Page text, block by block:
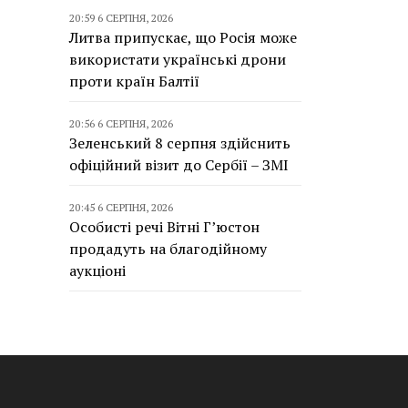
20:59 6 СЕРПНЯ, 2026
Литва припускає, що Росія може
використати українські дрони
проти країн Балтії
20:56 6 СЕРПНЯ, 2026
Зеленський 8 серпня здійснить
офіційний візит до Сербії – ЗМІ
20:45 6 СЕРПНЯ, 2026
Особисті речі Вітні Г’юстон
продадуть на благодійному
аукціоні